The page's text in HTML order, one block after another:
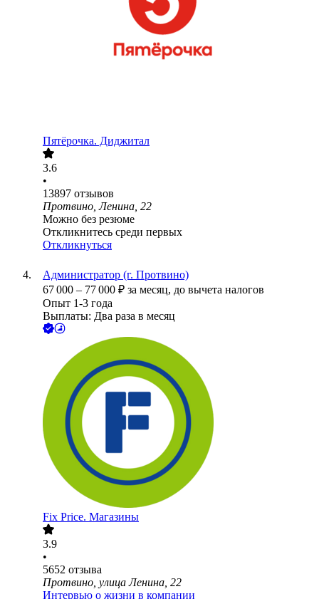
Пятёрочка. Диджитал
3.6
•
13897 отзывов
Протвино, Ленина, 22
Можно без резюме
Откликнитесь среди первых
Откликнуться
Администратор (г. Протвино)
67 000 – 77 000 ₽ за месяц, до вычета налогов
Опыт 1-3 года
Выплаты: Два раза в месяц
Fix Price. Магазины
3.9
•
5652 отзыва
Протвино, улица Ленина, 22
Интервью о жизни в компании